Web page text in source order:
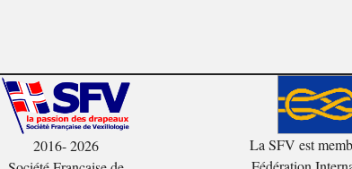
2016- 2026
La SFV est